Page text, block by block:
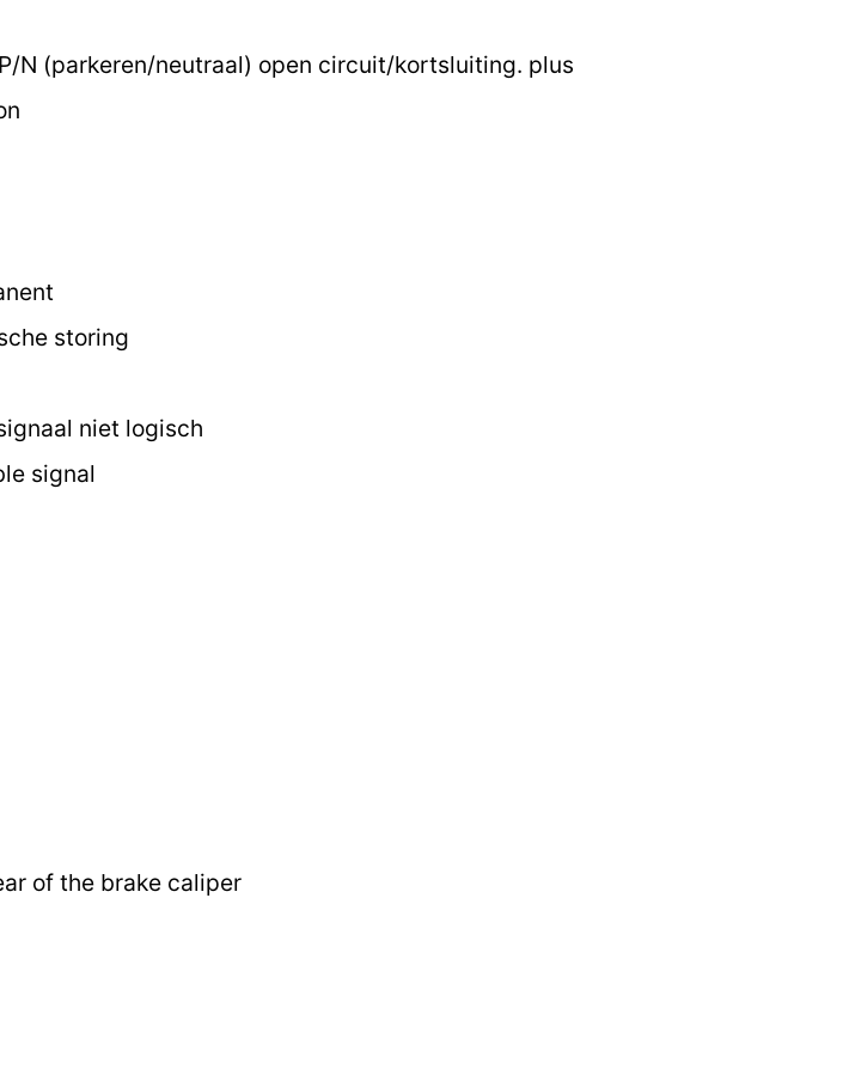
N (parkeren/neutraal) open circuit/kortsluiting. plus
storing
niet logisch
signal
of the brake caliper